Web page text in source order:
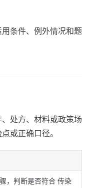
条件、例外情况和题
处方、材料或政策场
或正确口径。
，判断是否符合 传染